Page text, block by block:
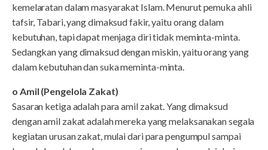
kemelaratan dalam masyarakat Islam. Menurut pemuka ahli
tafsir, Tabari, yang dimaksud fakir, yaitu orang dalam
kebutuhan, tapi dapat menjaga diri tidak meminta-minta.
Sedangkan yang dimaksud dengan miskin, yaitu orang yang
dalam kebutuhan dan suka meminta-minta.
o Amil (Pengelola Zakat)
Sasaran ketiga adalah para amil zakat. Yang dimaksud
dengan amil zakat adalah mereka yang melaksanakan segala
kegiatan urusan zakat, mulai dari para pengumpul sampai